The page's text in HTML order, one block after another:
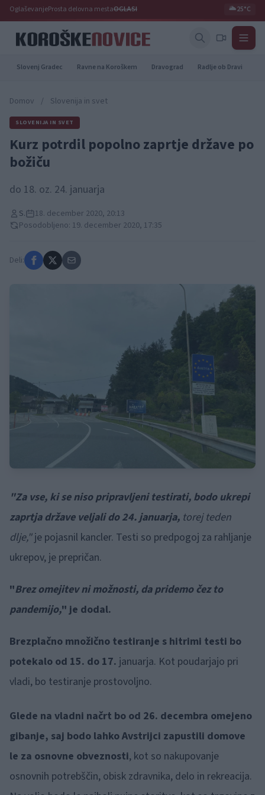
OglaševanjeProsta delovna mestaOGLASI 🌥️25°C
Slovenj Gradec Ravne na Koroškem Dravograd Radlje ob Dravi
Domov / Slovenija in svet
SLOVENIJA IN SVET
Kurz potrdil popolno zaprtje države po
božiču
do 18. oz. 24. januarja
S.
18. december 2020, 20:13
Posodobljeno: 19. december 2020, 17:35
Deli:
"Za vse, ki se niso pripravljeni testirati, bodo ukrepi
zaprtja države veljali do 24. januarja, torej teden
dlje,"je pojasnil kancler. Testi so predpogoj za rahljanje
ukrepov, je prepričan.
"Brez omejitev ni možnosti, da pridemo čez to
pandemijo," je dodal.
Brezplačno množično testiranje s hitrimi testi bo
potekalo od 15. do 17. januarja. Kot poudarjajo pri
vladi, bo testiranje prostovoljno.
Glede na vladni načrt bo od 26. decembra omejeno
gibanje, saj bodo lahko Avstrijci zapustili domove
le za osnovne obveznosti, kot so nakupovanje
osnovnih potrebščin, obisk zdravnika, delo in rekreacija.